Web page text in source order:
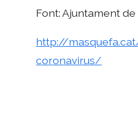
Font: Ajuntament
http://
coronavirus/